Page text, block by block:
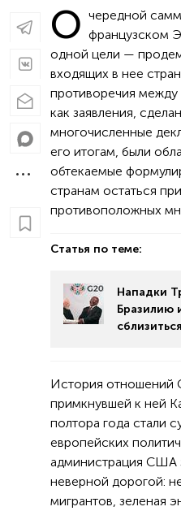
О чередной
французском
одной цели —
входящих в нее
противоречия между
как заявления,
многочисленные
его итогам, были
обтекаемые
странам остаться
противоположных
Статья по теме:
Нападки
сблизиться
История
примкнувшей к ней
полтора года стали
европейских
администрация США
неверной дорогой:
мигрантов, зеленая